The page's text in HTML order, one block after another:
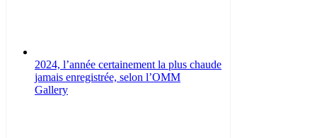
2024, l’année certainement la plus chaude
jamais enregistrée, selon l’OMM
Gallery